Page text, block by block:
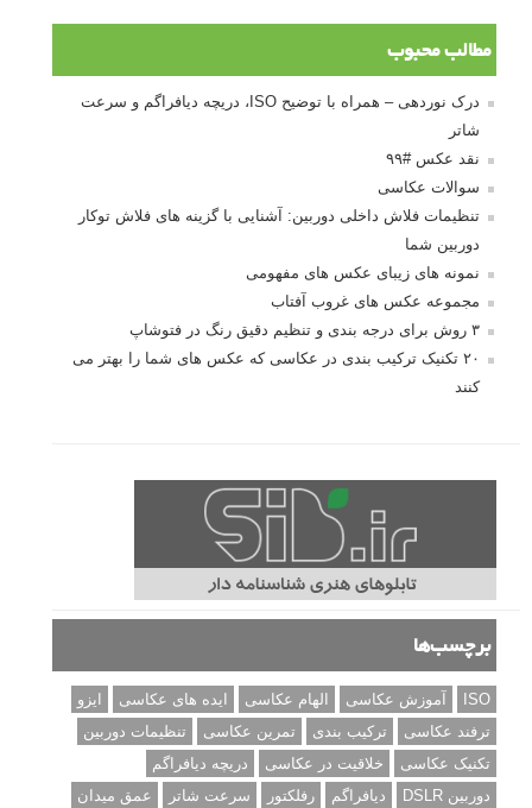
مطالب محبوب
درک نوردهی – همراه با توضیح ISO، دریچه دیافراگم و سرعت
شاتر
نقد عکس #۹۹
سوالات عکاسی
تنظیمات فلاش داخلی دوربین: آشنایی با گزینه های فلاش توکار
دوربین شما
نمونه های زیبای عکس های مفهومی
مجموعه عکس های غروب آفتاب
۳ روش برای درجه بندی و تنظیم دقیق رنگ در فتوشاپ
۲۰ تکنیک ترکیب بندی در عکاسی که عکس های شما را بهتر می
کنند
برچسب‌ها
ISO آموزش عکاسی الهام عکاسی ایده های عکاسی
ایزو
ترفند عکاسی
ترکیب بندی تمرین عکاسی
تنظیمات دوربین
تکنیک عکاسی
خلاقیت در عکاسی
دریچه دیافراگم
دوربین DSLR
دیافراگم رفلکتور سرعت شاتر
عمق میدان